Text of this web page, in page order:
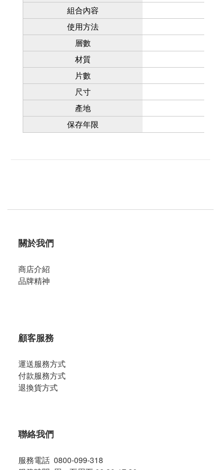
組合內容
使用方法
層數
材質
片數
尺寸
產地
保存年限
關於我們
商店介紹
品牌精神
顧客服務
運送服務方式
付款服務方式
退換貨方式
聯絡我們
服務電話 0800-099-318